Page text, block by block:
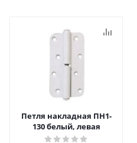
Петля накладная ПН1-
130 белый, левая